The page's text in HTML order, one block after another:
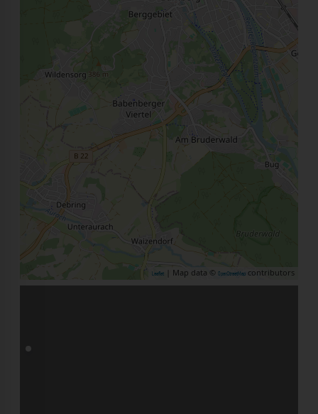
Leaflet | Map data © OpenStreetMap contributors